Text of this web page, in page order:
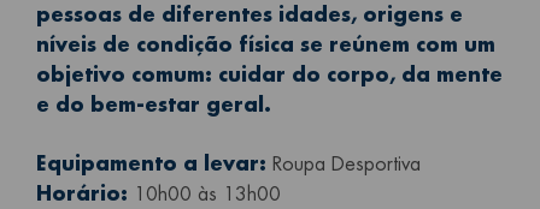
pessoas de diferentes idades, origens e
níveis de condição física se reúnem com um
objetivo comum: cuidar do corpo, da mente
e do bem-estar geral.
Equipamento a levar: Roupa Desportiva
Horário: 10h00 às 13h00